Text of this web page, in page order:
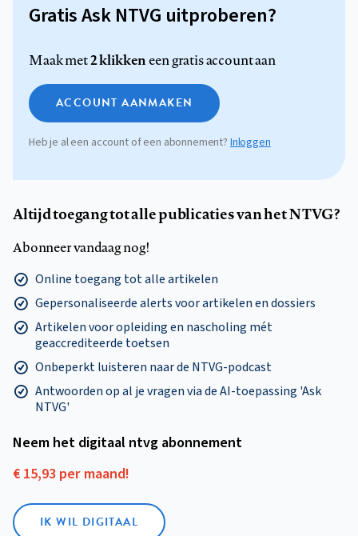
Gratis Ask NTVG uitproberen?
Maak met2 klikkeneen gratis account aan
ACCOUNT AANMAKEN
Heb je al een account of een abonnement?Inloggen
Altijd toegang tot alle publicaties van het NTVG?
Abonneer vandaag nog!
Online toegang tot alle artikelen
Gepersonaliseerde alerts voor artikelen en dossiers
Artikelen voor opleiding en nascholing mét
geaccrediteerde toetsen
Onbeperkt luisteren naar de NTVG-podcast
Antwoorden op al je vragen via de AI-toepassing 'Ask
NTVG'
Neem het digitaal ntvg abonnement
€ 15,93 per maand!
IK WIL DIGITAAL